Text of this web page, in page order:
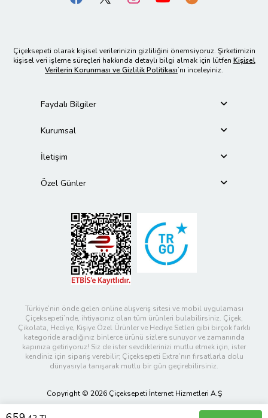
Çiçeksepeti olarak kişisel verilerinizin gizliliğini önemsiyoruz. Şirketimizin
kişisel veri işleme süreçleri hakkında detaylı bilgi almak için lütfen Kişisel
Verilerin Korunması ve Gizlilik Politikası’nı inceleyiniz.
Faydalı Bilgiler
Kurumsal
İletişim
Özel Günler
Türkiye’nin önde gelen online alışveriş sitesi ve mobil uygulaması
Çiçeksepeti’nde, ihtiyacınız olan tüm ürünleri bulabilirsiniz. Çiçek,
Çikolata, Hediye, Kişiye Özel Ürünler ve Hediye Setleri gibi birçok farklı
kategoride aradığınız binlerce ürünü sizlere sunuyor ve zamanında
kapınıza getiriyoruz! Siz de ister sevdiklerinizi mutlu etmek için, ister
kendiniz için sipariş verebilir; Çiçeksepeti Extra’nın fırsatlarla dolu
dünyasıyla tanışarak mutlu bir gün geçirebilirsiniz.
Copyright © 2026 Çiçeksepeti İnternet Hizmetleri A.Ş